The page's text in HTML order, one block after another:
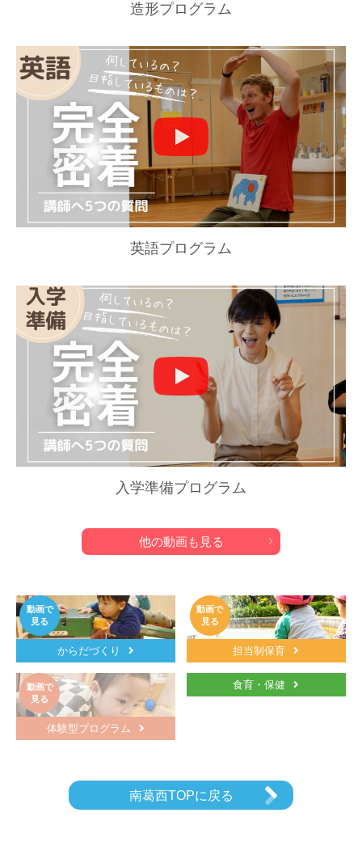
造形プログラム
英語プログラム
入学準備プログラム
他の動画も見る
動画で
見る
からだづくり
動画で
見る
担当制保育
動画で
見る
体験型プログラム
食育・保健
南葛西TOPに戻る